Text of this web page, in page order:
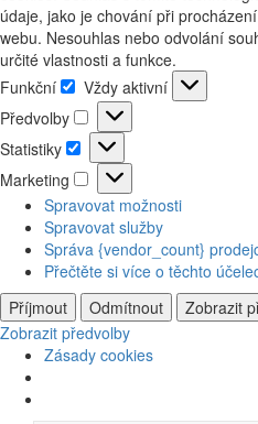
údaje, jako je chování při
webu. Nesouhlas nebo odvolání
určité vlastnosti a funkce.
Funkční
Funkční
Vždy aktivní
Předvolby
Předvolby
Statistiky
Statistiky
Marketing
Marketing
Spravovat možnosti
Spravovat služby
Správa {vendor_count}
Přečtěte si více o těchto
Příjmout
Odmítnout Zobrazit
Zobrazit předvolby
Zásady cookies